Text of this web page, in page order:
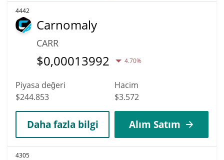
4442
Carnomaly
CARR
$0,00013992 4.70%
Piyasa değeri
$244.853
Hacim
$3.572
Daha fazla bilgi Alım Satım
4305